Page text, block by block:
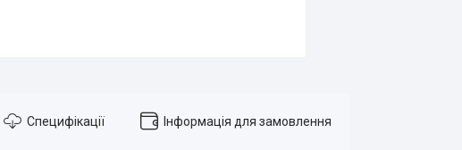
Специфікації Інформація для замовлення